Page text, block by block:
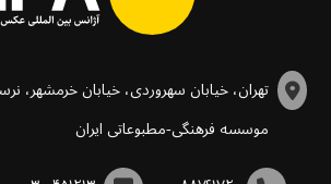
تهران، خیابان سهروردی، خیابان خرمشهر،
موسسه فرهنگی-مطبوعاتی ایران